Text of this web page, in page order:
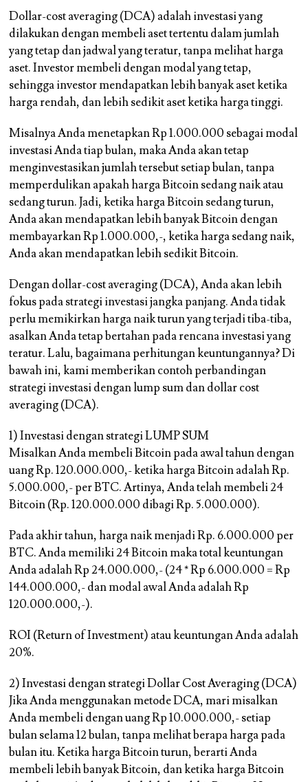
Dollar-cost averaging (DCA) adalah investasi yang
dilakukan dengan membeli aset tertentu dalamjumlah
yang tetap danjadwal yang teratur, tanpa melihat harga
aset. Investor membeli dengan modal yang tetap,
sehingga investor mendapatkan lebih banyak aset ketika
harga rendah, dan lebih sedikit aset ketika harga tinggi.
Misalnya Anda menetapkan Rp 1.000.000 sebagai modal
investasi Anda tiap bulan, maka Anda akan tetap
menginvestasikan jumlah tersebut setiap bulan, tanpa
memperdulikan apakah harga Bitcoin sedang naik atau
sedang turun. Jadi, ketika harga Bitcoin sedang turun,
Anda akan mendapatkan lebih banyak Bitcoin dengan
membayarkan Rp 1.000.000,-, ketika harga sedang naik,
Anda akan mendapatkan lebih sedikit Bitcoin.
Dengan dollar-cost averaging (DCA), Anda akan lebih
fokus pada strategi investasi jangka panjang. Anda tidak
perlu memikirkan harga naik turun yang terjadi tiba-tiba,
asalkan Anda tetap bertahan pada rencana investasi yang
teratur. Lalu, bagaimana perhitungan keuntungannya? Di
bawah ini, kami memberikan contoh perbandingan
strategi investasi dengan lump sum dan dollar cost
averaging (DCA).
1) Investasi dengan strategi LUMP SUM
Misalkan Anda membeli Bitcoin pada awal tahun dengan
uang Rp. 120.000.000,- ketika harga Bitcoin adalah Rp.
5.000.000,- per BTC. Artinya, Anda telah membeli 24
Bitcoin (Rp. 120.000.000 dibagi Rp. 5.000.000).
Pada akhir tahun, harga naik menjadi Rp. 6.000.000 per
BTC. Anda memiliki 24 Bitcoin maka total keuntungan
Anda adalah Rp 24.000.000,- (24 * Rp 6.000.000 = Rp
144.000.000,- dan modal awal Anda adalah Rp
120.000.000,-).
ROI (Return of Investment) atau keuntungan Anda adalah
20%.
2) Investasi dengan strategi Dollar Cost Averaging (DCA)
Jika Anda menggunakan metode DCA, mari misalkan
Anda membeli dengan uang Rp 10.000.000,- setiap
bulan selama 12 bulan, tanpa melihat berapa harga pada
bulan itu. Ketika harga Bitcoin turun, berarti Anda
membeli lebih banyak Bitcoin, dan ketika harga Bitcoin